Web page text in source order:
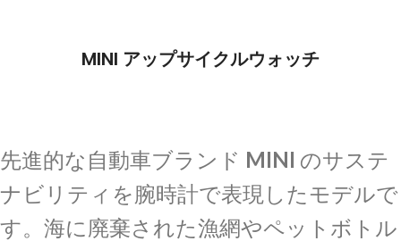
MINI アップサイクルウォッチ
先進的な自動車ブランド MINI のサステ
ナビリティを腕時計で表現したモデルで
す。海に廃棄された漁網やペットボトル